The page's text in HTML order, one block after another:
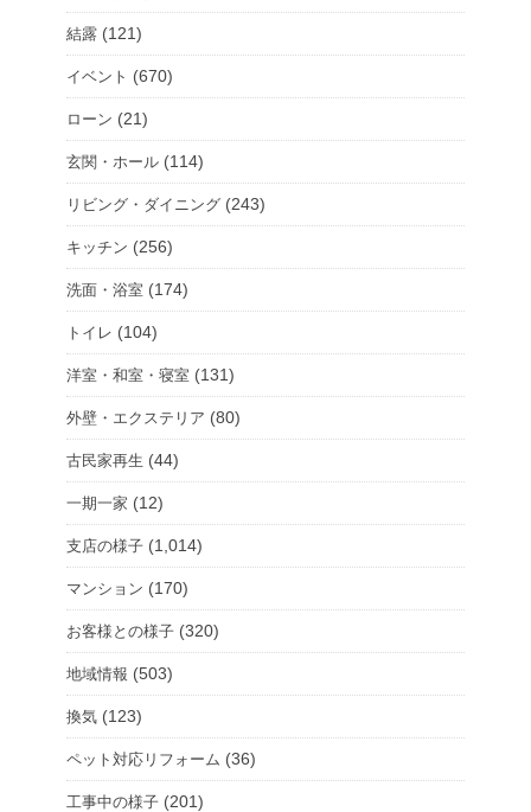
結露 (121)
イベント (670)
ローン (21)
玄関・ホール (114)
リビング・ダイニング (243)
キッチン (256)
洗面・浴室 (174)
トイレ (104)
洋室・和室・寝室 (131)
外壁・エクステリア (80)
古民家再生 (44)
一期一家 (12)
支店の様子 (1,014)
マンション (170)
お客様との様子 (320)
地域情報 (503)
換気 (123)
ペット対応リフォーム (36)
工事中の様子 (201)